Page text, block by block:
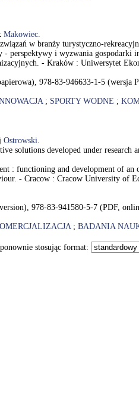
Makowiec.
w branży turystyczno-
- perspektywy i wyzwania
- Kraków : Uniwersytet
978-83-946633-1-5 (wersja
; SPORTY WODNE ;
Ostrowski.
solutions developed under research
: functioning and development of
- Cracow : Cracow University of
978-83-941580-5-7 (PDF,
; BADANIA
stosując format: